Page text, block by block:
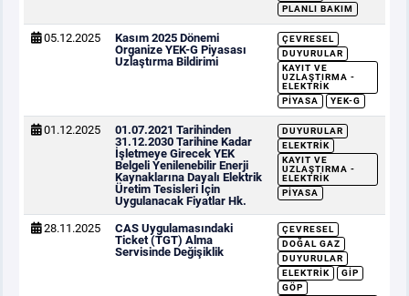
PLANLI BAKIM
05.12.2025
Kasım 2025 Dönemi
Organize YEK-G Piyasası
Uzlaştırma Bildirimi
ÇEVRESEL
DUYURULAR
KAYIT VE
UZLAŞTIRMA -
ELEKTRIK
PIYASA
YEK-G
01.12.2025
01.07.2021 Tarihinden
31.12.2030 Tarihine Kadar
İşletmeye Girecek YEK
Belgeli Yenilenebilir Enerji
Kaynaklarına Dayalı Elektrik
Üretim Tesisleri İçin
Uygulanacak Fiyatlar Hk.
DUYURULAR
ELEKTRIK
KAYIT VE
UZLAŞTIRMA -
ELEKTRIK
PIYASA
28.11.2025
CAS Uygulamasındaki
Ticket (TGT) Alma
Servisinde Değişiklik
ÇEVRESEL
DOĞAL GAZ
DUYURULAR
ELEKTRIK
GİP
GÖP